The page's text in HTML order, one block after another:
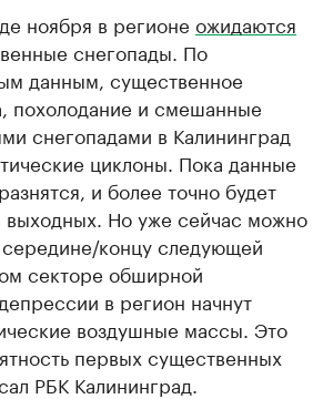
ноября в регионе ожидаются
снегопады. По
данным, существенное
похолодание и смешанные
снегопадами в Калининград
циклоны. Пока данные
и более точно будет
выходных. Но уже сейчас можно
середине/концу следующей
секторе обширной
в регион начнут
воздушные массы. Это
первых существенных
РБК Калининград.